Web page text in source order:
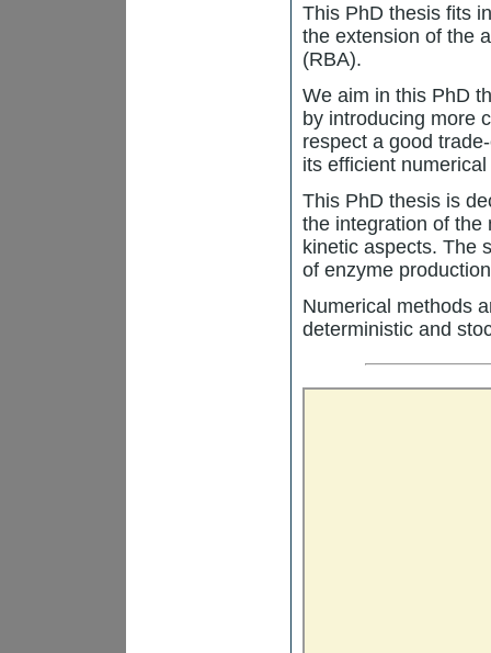
This PhD thesis fits
the extension of the
(RBA).
We aim in this PhD
by introducing more
respect a good
its efficient
This PhD thesis is
the integration of the
kinetic aspects. The
of enzyme
Numerical methods
deterministic and